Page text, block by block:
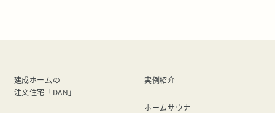
建成ホームの
注文住宅「DAN」
実例紹介
ホームサウナ